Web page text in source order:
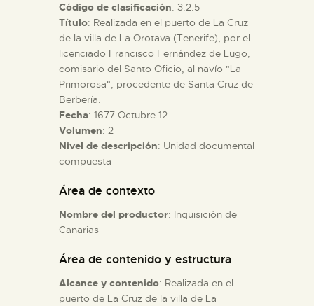
█
EL MUSEO
COLECCIONES
DIDÁCTICA
Código de clasificación: 3.2.5
Título: Realizada en el puerto de La Cruz
de la villa de La Orotava (Tenerife), por el
licenciado Francisco Fernández de Lugo,
comisario del Santo Oficio, al navío "La
Primorosa", procedente de Santa Cruz de
Berbería.
Fecha: 1677.Octubre.12
Volumen: 2
Nivel de descripción: Unidad documental
compuesta
Área de contexto
Nombre del productor: Inquisición de
Canarias
Área de contenido y estructura
Alcance y contenido: Realizada en el
puerto de La Cruz de la villa de La